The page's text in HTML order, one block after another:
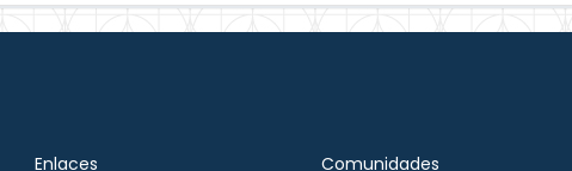
Enlaces
Comunidades